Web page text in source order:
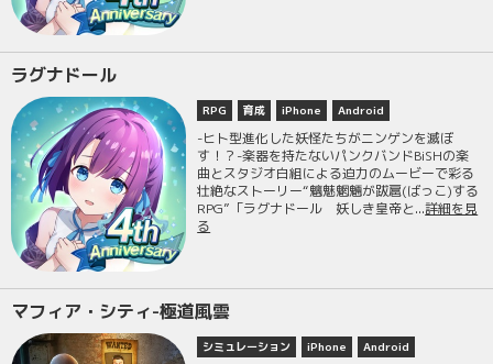
ラグナドール
RPG 育成 iPhone Android
-ヒト型進化した妖怪たちがニンゲンを滅ぼ
す！？-楽器を持たないパンクバンドBiSHの楽
曲とスタジオ白組による迫力のムービーで彩る
壮絶なストーリー“魑魅魍魎が跋扈(ばっこ)する
RPG”「ラグナドール 妖しき皇帝と...詳細を見
る
マフィア・シティ-極道風雲
シミュレーション iPhone Android